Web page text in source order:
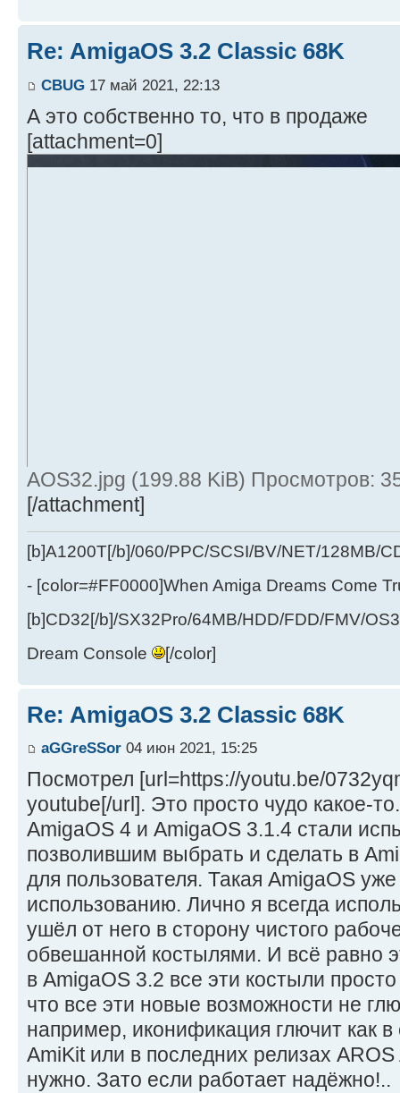
Re: AmigaOS 3.2 Classic 68K
CBUG 17 май 2021, 22:13
А это собственно то, что в продаже
[attachment=0]
AOS32.jpg (199.88 KiB) Просмотров:
[/attachment]
[b]A1200T[/b]/060/PPC/SCSI/BV/NET/128MB/
- [color=#FF0000]When Amiga Dreams Come
[b]CD32[/b]/SX32Pro/64MB/HDD/FDD/FMV/
Dream Console
[/color]
Re: AmigaOS 3.2 Classic 68K
aGGreSSor 04 июн 2021, 15:25
Посмотрел [url=https://youtu.be/
youtube[/url]. Это просто чудо какое-
AmigaOS 4 и AmigaOS 3.1.4 стали
позволившим выбрать и сделать в
для пользователя. Такая AmigaOS уже
использованию. Лично я всегда
ушёл от него в сторону чистого
обвешанной костылями. И всё равно
в AmigaOS 3.2 все эти костыли
что все эти новые возможности не
например, иконификация глючит как
AmiKit или в последних релизах
нужно. Зато если работает надёжно!..